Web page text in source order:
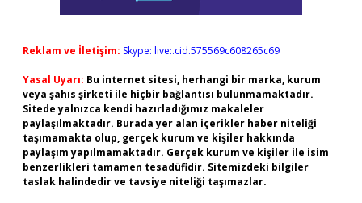
Reklam ve İletişim: Skype: live:.cid.575569c608265c69
Yasal Uyarı: Bu internet sitesi, herhangi bir marka, kurum
veya şahıs şirketi ile hiçbir bağlantısı bulunmamaktadır.
Sitede yalnızca kendi hazırladığımız makaleler
paylaşılmaktadır. Burada yer alan içerikler haber niteliği
taşımamakta olup, gerçek kurum ve kişiler hakkında
paylaşım yapılmamaktadır. Gerçek kurum ve kişiler ile isim
benzerlikleri tamamen tesadüfidir. Sitemizdeki bilgiler
taslak halindedir ve tavsiye niteliği taşımazlar.